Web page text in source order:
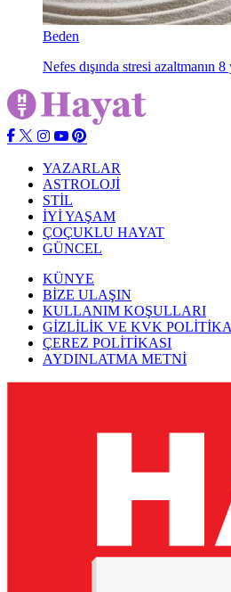
Beden
Nefes dışında stresi azaltmanın 8
YAZARLAR
ASTROLOJİ
STİL
İYİ YAŞAM
ÇOÇUKLU HAYAT
GÜNCEL
KÜNYE
BİZE ULAŞIN
KULLANIM KOŞULLARI
GİZLİLİK VE KVK
ÇEREZ POLİTİKASI
AYDINLATMA METNİ